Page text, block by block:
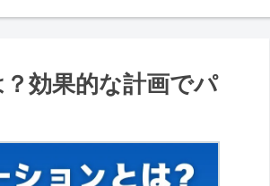
効果的な計画でパ